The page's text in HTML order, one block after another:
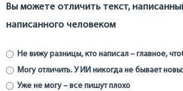
Вы можете отличить текст,
написанного человеком
Не вижу разницы, кто написал – главное,
Могу отличить. У ИИ никогда не бывает
Уже не могу – все пишут плохо